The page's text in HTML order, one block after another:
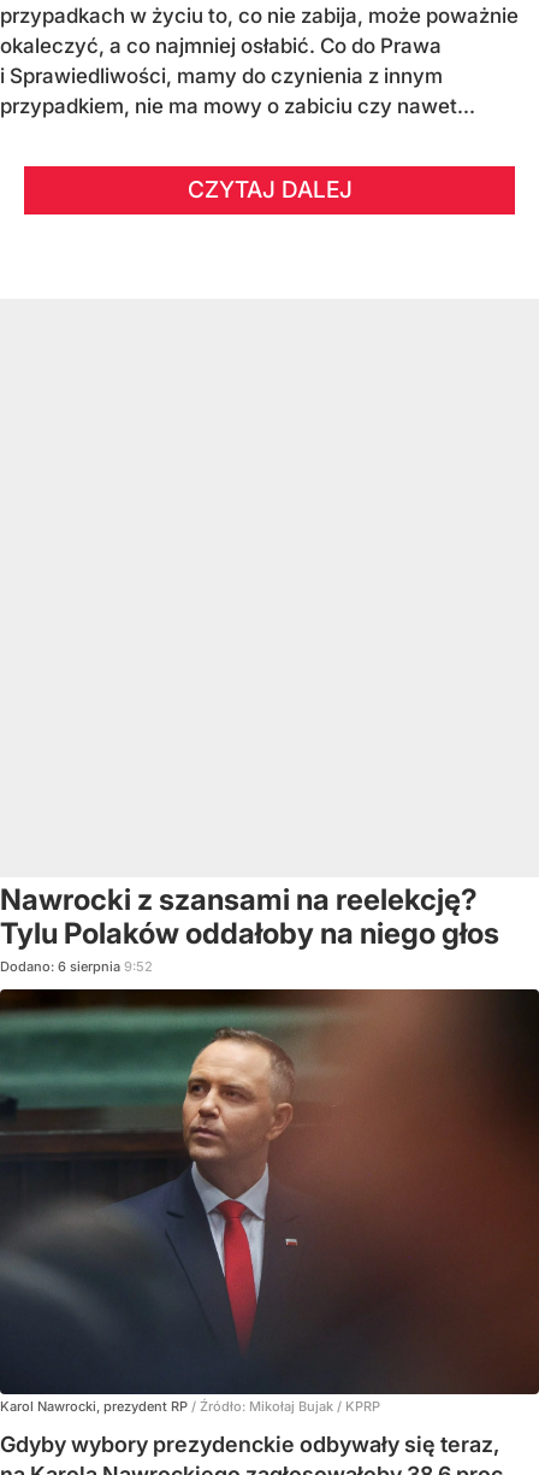
przypadkach w życiu to, co nie zabija, może poważnie
okaleczyć, a co najmniej osłabić. Co do Prawa
i Sprawiedliwości, mamy do czynienia z innym
przypadkiem, nie ma mowy o zabiciu czy nawet...
CZYTAJ DALEJ
Nawrocki z szansami na reelekcję?
Tylu Polaków oddałoby na niego głos
Dodano: 6 sierpnia 9:52
Karol Nawrocki, prezydent RP / Źródło: Mikołaj Bujak / KPRP
Gdyby wybory prezydenckie odbywały się teraz,